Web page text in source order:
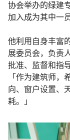
协会举办的绿建
加入成为其中一
他利用自身丰富
展委员会，负责
批准、监督和指
「作为建筑师
向、窗户设置、
耗。」